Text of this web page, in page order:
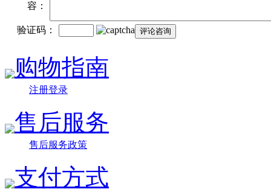
容：
验证码：
购物指南
注册登录
售后服务
售后服务政策
支付方式